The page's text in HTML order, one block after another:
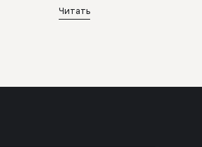
Читать